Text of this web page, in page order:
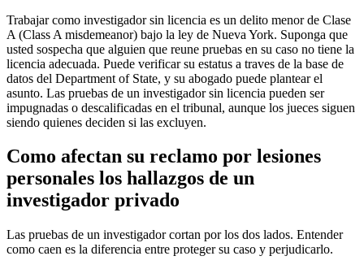
Trabajar como investigador sin licencia es un delito menor de Clase
A (Class A misdemeanor) bajo la ley de Nueva York. Suponga que
usted sospecha que alguien que reune pruebas en su caso no tiene la
licencia adecuada. Puede verificar su estatus a traves de la base de
datos del Department of State, y su abogado puede plantear el
asunto. Las pruebas de un investigador sin licencia pueden ser
impugnadas o descalificadas en el tribunal, aunque los jueces siguen
siendo quienes deciden si las excluyen.
Como afectan su reclamo por lesiones
personales los hallazgos de un
investigador privado
Las pruebas de un investigador cortan por los dos lados. Entender
como caen es la diferencia entre proteger su caso y perjudicarlo.